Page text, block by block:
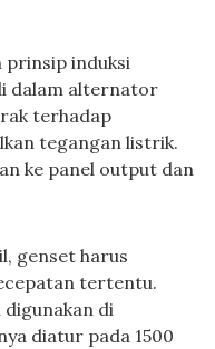
induksi
dalam alternator
terhadap
tegangan listrik.
ke panel output dan
genset harus
tertentu.
di
diatur pada 1500